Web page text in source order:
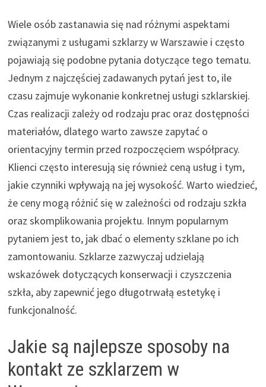
Wiele osób zastanawia się nad różnymi aspektami
związanymi z usługami szklarzy w Warszawie i często
pojawiają się podobne pytania dotyczące tego tematu.
Jednym z najczęściej zadawanych pytań jest to, ile
czasu zajmuje wykonanie konkretnej usługi szklarskiej.
Czas realizacji zależy od rodzaju prac oraz dostępności
materiałów, dlatego warto zawsze zapytać o
orientacyjny termin przed rozpoczęciem współpracy.
Klienci często interesują się również ceną usług i tym,
jakie czynniki wpływają na jej wysokość. Warto wiedzieć,
że ceny mogą różnić się w zależności od rodzaju szkła
oraz skomplikowania projektu. Innym popularnym
pytaniem jest to, jak dbać o elementy szklane po ich
zamontowaniu. Szklarze zazwyczaj udzielają
wskazówek dotyczących konserwacji i czyszczenia
szkła, aby zapewnić jego długotrwałą estetykę i
funkcjonalność.
Jakie są najlepsze sposoby na
kontakt ze szklarzem w